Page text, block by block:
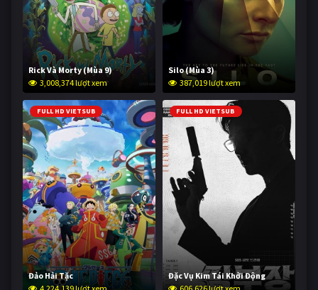
Rick Và Morty (Mùa 9)
3,008,374 lượt xem
Silo (Mùa 3)
387,019 lượt xem
FULL HD VIETSUB
Đảo Hải Tặc
FULL HD VIETSUB
Đặc Vụ Kim Tái Khởi Động